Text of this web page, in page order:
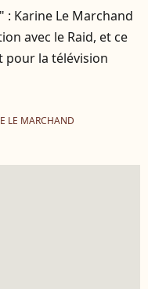
: Karine Le Marchand
avec le Raid, et ce
pour la télévision
LE MARCHAND